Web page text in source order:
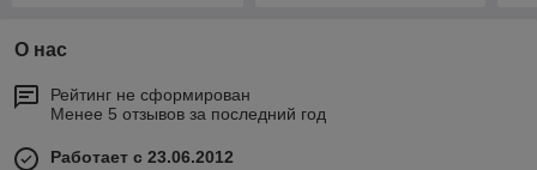
О нас
Рейтинг не сформирован
Менее 5 отзывов за последний год
Работает с 23.06.2012